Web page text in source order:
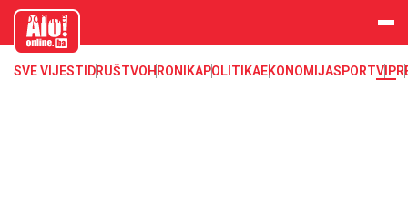
aloonline.b
SVE VIJESTI DRUŠTVOHRONIKAPOLITIKAEKONOMIJASPORTVIP